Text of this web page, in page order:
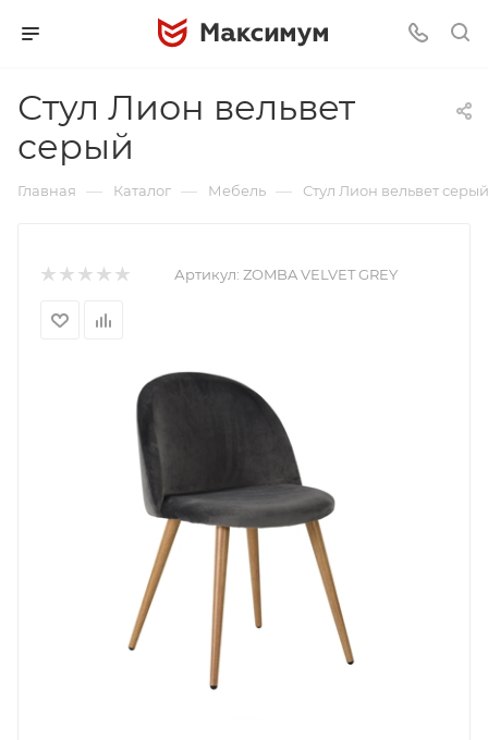
Стул Лион вельвет
серый
Главная — Каталог — Мебель — Стул Лион вельвет серый
Артикул: ZOMBA VELVET GREY